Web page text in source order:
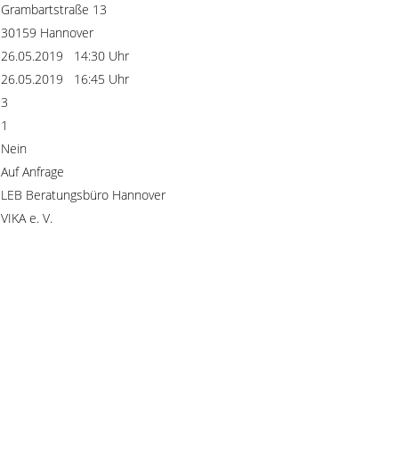
Grambartstraße 13
30159 Hannover
26.05.2019 14:30 Uhr
26.05.2019 16:45 Uhr
3
1
Nein
Auf Anfrage
LEB Beratungsbüro Hannover
VIKA e. V.